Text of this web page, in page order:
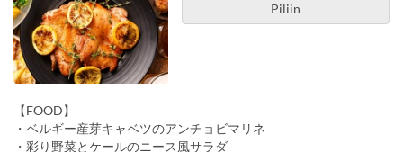
Piliin
【FOOD】
・ベルギー産芽キャベツのアンチョビマリネ
・彩り野菜とケールのニース風サラダ